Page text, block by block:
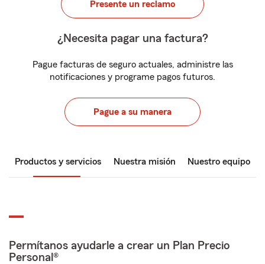
Presente un reclamo
¿Necesita pagar una factura?
Pague facturas de seguro actuales, administre las
notificaciones y programe pagos futuros.
Pague a su manera
Productos y servicios Nuestra misión Nuestro equipo
Permítanos ayudarle a crear un Plan Precio
Personal®